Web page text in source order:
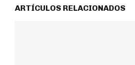
ARTÍCULOS RELACIONADOS